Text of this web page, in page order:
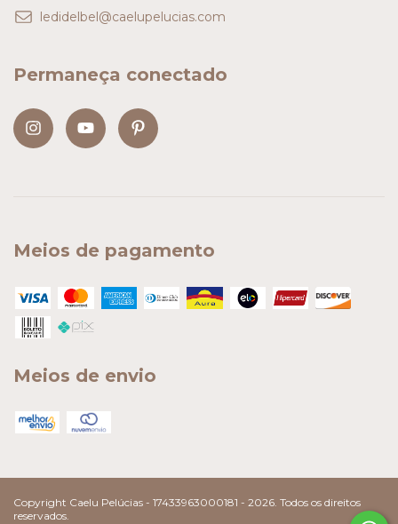
ledidelbel@caelupelucias.com
Permaneça conectado
Meios de pagamento
Meios de envio
Copyright Caelu Pelúcias - 17433963000181 - 2026. Todos os direitos
reservados.